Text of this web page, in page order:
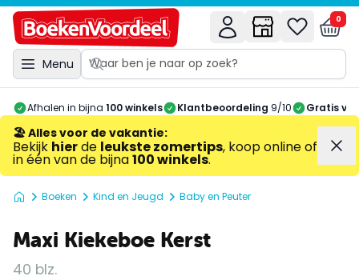
Menu
0
Afhalen in bijna 100 winkels Klantbeoordeling 9/10 Gratis
🏖️ Alles voor de vakantie:
Bekijk hierde leukste zomertips, koop online of
in één van de bijna100 winkels.
Boeken Kind en Jeugd Baby en Peuter
Maxi Kiekeboe Kerst
40 blz.